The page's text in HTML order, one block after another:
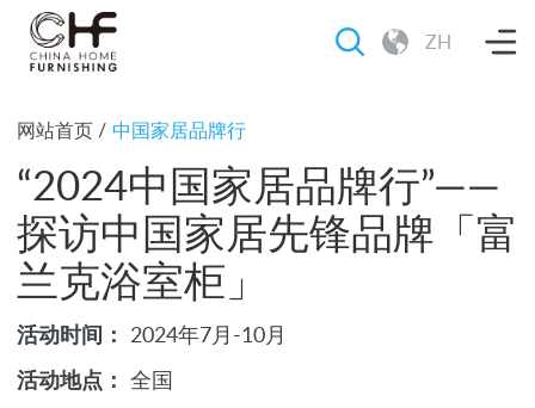
ZH
网站首页 / 中国家居品牌行
“2024中国家居品牌行”——
探访中国家居先锋品牌「富
兰克浴室柜」
活动时间： 2024年7月-10月
活动地点： 全国